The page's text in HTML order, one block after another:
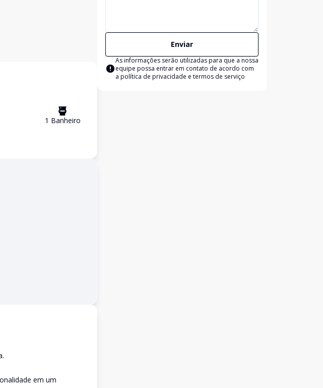
1 Banheiro
em um
Enviar
As informações serão utilizadas para que a nossa
equipe possa entrar em contato de acordo com
a política de privacidade e termos de serviço